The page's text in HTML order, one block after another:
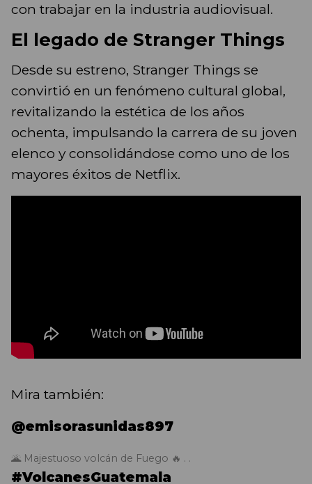
con trabajar en la industria audiovisual.
El legado de Stranger Things
Desde su estreno, Stranger Things se
convirtió en un fenómeno cultural global,
revitalizando la estética de los años
ochenta, impulsando la carrera de su joven
elenco y consolidándose como uno de los
mayores éxitos de Netflix.
Mira también:
@emisorasunidas897
🌋 Majestuoso volcán de Fuego 🔥 . .
#VolcanesGuatemala